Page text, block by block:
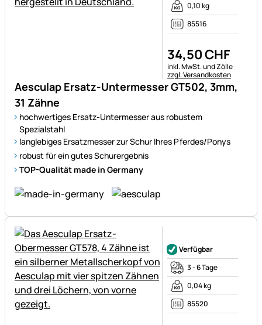
Aesculap Ersatz-Untermesser GT502, 3mm,
31 Zähne
hochwertiges Ersatz-Untermesser aus robustem
Spezialstahl
langlebiges Ersatzmesser zur Schur Ihres Pferdes/Ponys
robust für ein gutes Schurergebnis
TOP-Qualität made in Germany
0,10 kg
85516
34,50CHF
Steuerhinweis:
inkl. MwSt. und Zölle
zzgl. Versandkosten
Verfügbar
3 - 6 Tage
0,04 kg
85520